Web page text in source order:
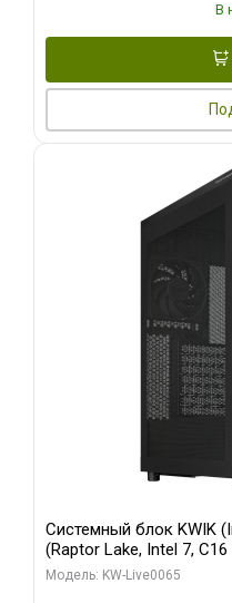
В
Системный блок KWIK
(Raptor Lake, Intel 7,
модуля)/ ASUS RTX5080
Модель: KW-Live0065